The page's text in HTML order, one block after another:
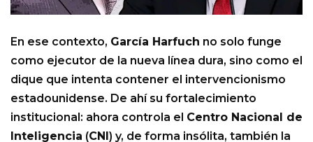
En ese contexto, García Harfuch no solo funge
como ejecutor de la nueva línea dura, sino como el
dique que intenta contener el intervencionismo
estadounidense. De ahí su fortalecimiento
institucional: ahora controla el Centro Nacional de
Inteligencia (CNI) y, de forma insólita, también la